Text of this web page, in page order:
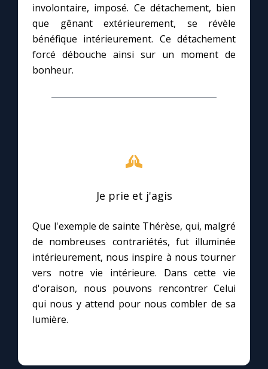
involontaire, imposé. Ce détachement, bien
que gênant extérieurement, se révèle
bénéfique intérieurement. Ce détachement
forcé débouche ainsi sur un moment de
bonheur.
Je prie et j'agis
Que l'exemple de sainte Thérèse, qui, malgré
de nombreuses contrariétés, fut illuminée
intérieurement, nous inspire à nous tourner
vers notre vie intérieure. Dans cette vie
d'oraison, nous pouvons rencontrer Celui
qui nous y attend pour nous combler de sa
lumière.